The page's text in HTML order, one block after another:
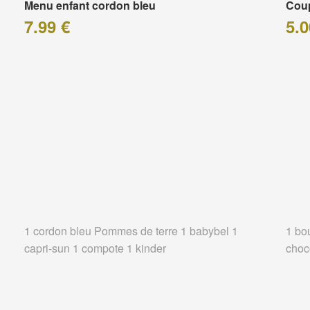
Menu enfant cordon bleu
7.99 €
1 cordon bleu Pommes de terre 1 babybel 1
capri-sun 1 compote 1 kinder
1